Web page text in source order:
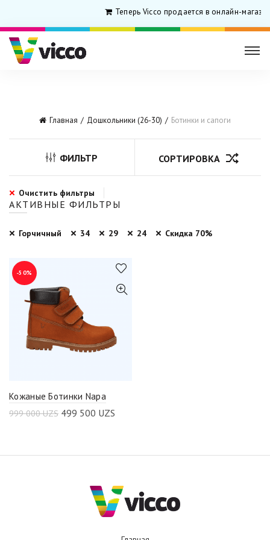
Теперь Vicco продается в онлайн-
Главная Дошкольники (26-30) Ботинки и сапоги
ФИЛЬТР СОРТИРОВКА
Очистить фильтры
АКТИВНЫЕ ФИЛЬТРЫ
Горчичный 34 29 24 Скидка 70%
-50%
Кожаные Ботинки Napa
999 000UZS 499 500 UZS